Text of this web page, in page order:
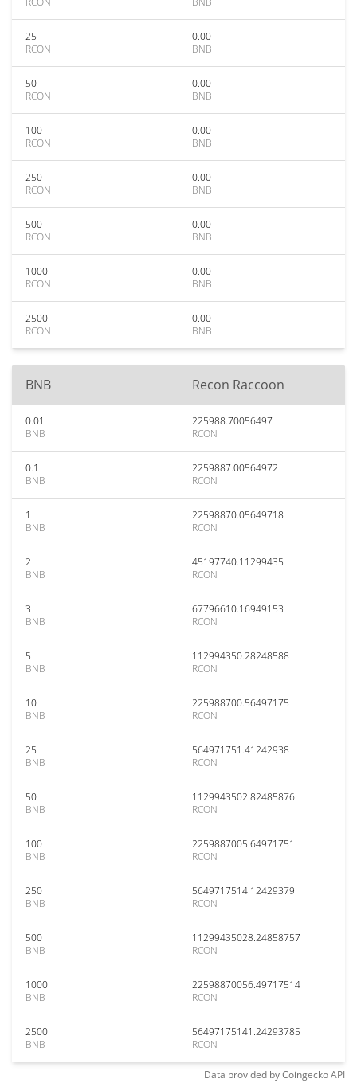
25
RCON
0.00
BNB
50
RCON
0.00
BNB
100
RCON
0.00
BNB
250
RCON
0.00
BNB
500
RCON
0.00
BNB
1000
RCON
0.00
BNB
2500
RCON
0.00
BNB
BNB Recon Raccoon
0.01
BNB
225988.70056497
RCON
0.1
BNB
2259887.00564972
RCON
1
BNB
22598870.05649718
RCON
2
BNB
45197740.11299435
RCON
3
BNB
67796610.16949153
RCON
5
BNB
112994350.28248588
RCON
10
BNB
225988700.56497175
RCON
25
BNB
564971751.41242938
RCON
50
BNB
1129943502.82485876
RCON
100
BNB
2259887005.64971751
RCON
250
BNB
5649717514.12429379
RCON
500
BNB
11299435028.24858757
RCON
1000
BNB
22598870056.49717514
RCON
2500
BNB
56497175141.24293785
RCON
Data provided byCoingeckoAPI